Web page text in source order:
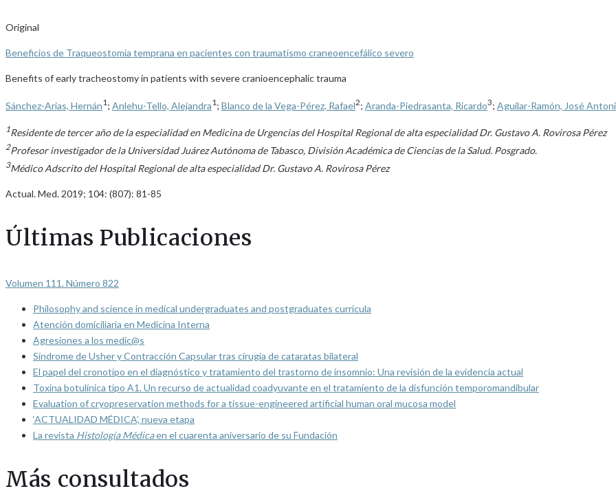
Original
Beneficios de Traqueostomía temprana en pacientes con traumatismo craneoencefálico severo
Benefits of early tracheostomy in patients with severe cranioencephalic trauma
Sánchez-Arias, Hernán1 ; Anlehu-Tello, Alejandra1 ; Blanco de la Vega-Pérez, Rafael2; Aranda-Piedrasanta, Ricardo3; Aguilar-Ramón, José
1Residente de tercer año de la especialidad en Medicina de Urgencias del Hospital Regional de alta especialidad Dr. Gustavo A. Rovirosa Pérez
2Profesor investigador de la Universidad Juárez Autónoma de Tabasco, División Académica de Ciencias de la Salud. Posgrado.
3Médico Adscrito del Hospital Regional de alta especialidad Dr. Gustavo A. Rovirosa Pérez
Actual. Med. 2019; 104: (807): 81-85
Últimas Publicaciones
Volumen 111. Número 822
Philosophy and science in medical undergraduates and postgraduates curricula
Atención domiciliaria en Medicina Interna
Agresiones a los medic@s
Síndrome de Usher y Contracción Capsular tras cirugía de cataratas bilateral
El papel del cronotipo en el diagnóstico y tratamiento del trastorno de insomnio: Una revisión de la evidencia actual
Toxina botulínica tipo A1. Un recurso de actualidad coadyuvante en el tratamiento de la disfunción temporomandibular
Evaluation of cryopreservation methods for a tissue-engineered artificial human oral mucosa model
‘ACTUALIDAD MÉDICA’, nueva etapa
La revista Histología Médicaen el cuarenta aniversario de su Fundación
Más consultados